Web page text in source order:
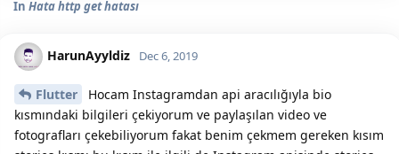
In Hata http get hatası
HarunAyyldiz Dec 6, 2019
Flutter
Hocam Instagramdan api aracılığıyla bio
kısmındaki bilgileri çekiyorum ve paylaşılan video ve
fotografları çekebiliyorum fakat benim çekmem gereken kısım